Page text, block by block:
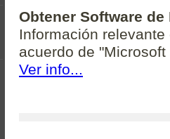
Obtener Software
Información
acuerdo de
Ver info...